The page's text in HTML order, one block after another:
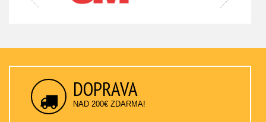
DOPRAVA
NAD 200€ ZDARMA!